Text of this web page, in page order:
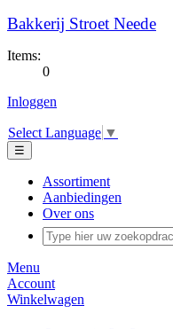
Bakkerij Stroet Neede
Items:
0
Inloggen
Select Language ▼
☰
Assortiment
Aanbiedingen
Over ons
Menu
Account
Winkelwagen